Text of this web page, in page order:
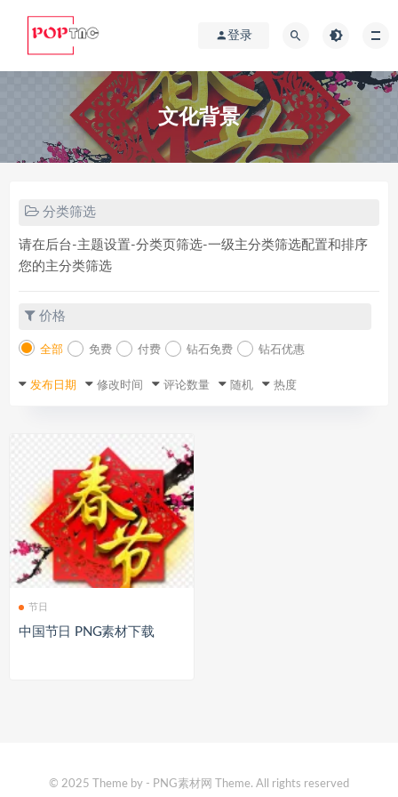
登录
文化背景
分类筛选
请在后台-主题设置-分类页筛选-一级主分类筛选配置和排序
您的主分类筛选
价格
全部 免费 付费 钻石免费 钻石优惠
发布日期 修改时间 评论数量 随机 热度
节日
中国节日 PNG素材下载
© 2025 Theme by - PNG素材网 Theme. All rights reserved